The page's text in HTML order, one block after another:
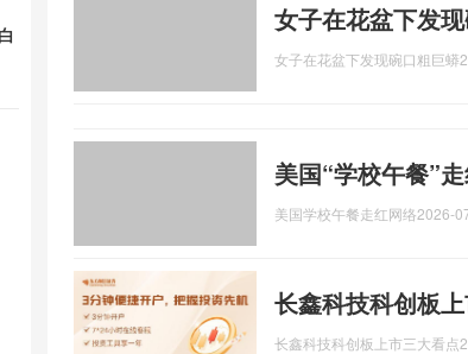
女子在花盆下发
女子在花盆下发现碗口粗巨蟒
美国“学校午餐”
美国学校午餐走红网络2026-
长鑫科技科创板
长鑫科技科创板上市三大看点